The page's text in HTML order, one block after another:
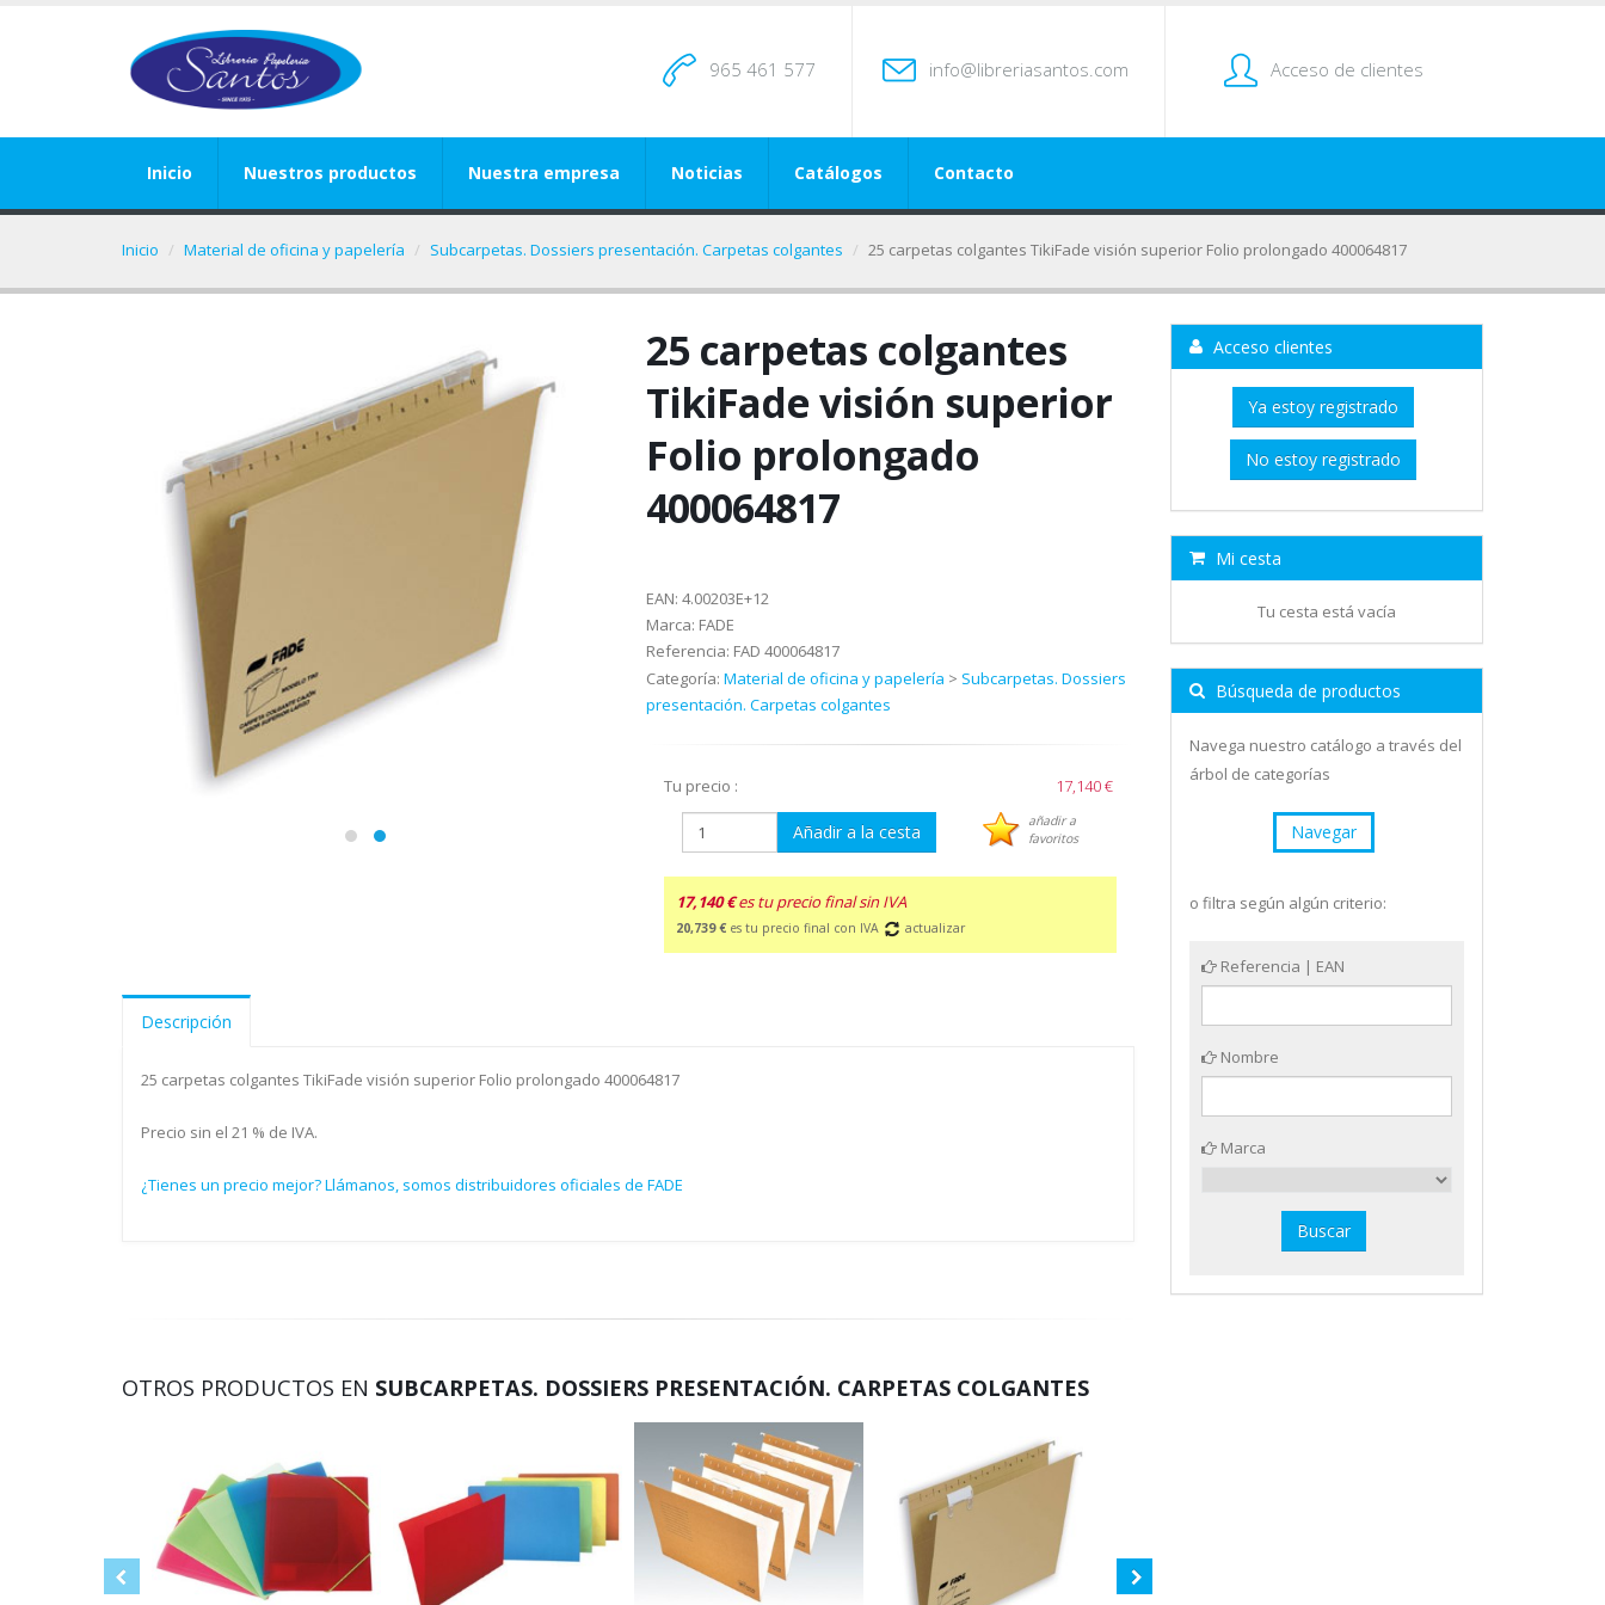
965 461 577 info@libreriasantos.com Acceso de clientes
Inicio Nuestros productos Nuestra empresa Noticias Catálogos Contacto
Inicio Material de oficina y papelería Subcarpetas. Dossiers presentación. Carpetas colgantes 25 carpetas colgantes TikiFade visión superior Folio prolongado 400064817
25 carpetas colgantes
TikiFade visión superior
Folio prolongado
400064817
EAN: 4.00203E+12
Marca: FADE
Referencia: FAD 400064817
Categoría: Material de oficina y papelería > Subcarpetas. Dossiers
presentación. Carpetas colgantes
Tu precio : 17,140 €
Añadir a la cesta
añadir a
favoritos
17,140 €es tu precio final sin IVA
20,739 € es tu precio final con IVA actualizar
Descripción
25 carpetas colgantes TikiFade visión superior Folio prolongado 400064817
Precio sin el 21 % de IVA.
¿Tienes un precio mejor? Llámanos, somos distribuidores oficiales de FADE
OTROS PRODUCTOS EN SUBCARPETAS. DOSSIERS PRESENTACIÓN. CARPETAS COLGANTES
Acceso clientes
Ya estoy registrado
No estoy registrado
Mi cesta
Tu cesta está vacía
Búsqueda de productos
Navega nuestro catálogo a través del
árbol de categorías
Navegar
o filtra según algún criterio:
Referencia | EAN
Nombre
Marca